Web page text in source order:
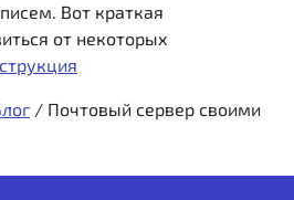
Вот краткая
от некоторых
/ Почтовый сервер своими